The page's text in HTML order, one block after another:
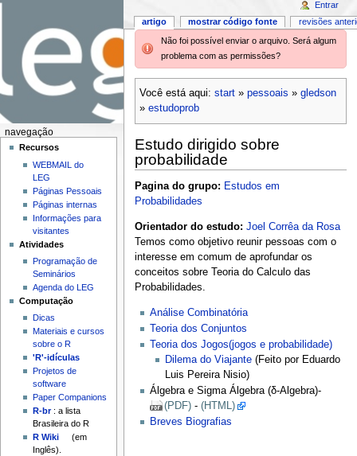
Não foi possível enviar o arquivo. Será algum
problema com as permissões?
Você está aqui: start» pessoais » gledson
» estudoprob
Estudo dirigido sobre
probabilidade
Pagina do grupo: Estudos em
Probabilidades
Orientador do estudo: Joel Corrêa da Rosa
Temos como objetivo reunir pessoas com o
interesse em comum de aprofundar os
conceitos sobre Teoria do Calculo das
Probabilidades.
Análise Combinatória
Teoria dos Conjuntos
Teoria dos Jogos(jogos e probabilidade)
Dilema do Viajante(Feito por Eduardo
Luis Pereira Nisio)
Álgebra e Sigma Álgebra (δ-Algebra)-
(PDF)- (HTML)
Breves Biografias
artigo mostrar código fonte revisões
Entrar
navegação
Recursos
WEBMAIL do
LEG
Páginas Pessoais
Páginas internas
Informações para
visitantes
Atividades
Programação de
Seminários
Agenda do LEG
Computação
Dicas
Materiais e cursos
sobre o R
'R'-idículas
Projetos de
software
Paper Companions
R-br: a lista
Brasileira do R
R Wiki
(em
Inglês).